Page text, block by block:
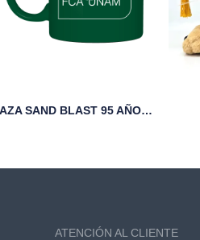
TAZA SAND BLAST 95 AÑOS FCA UNAM VERDE
ATENCIÓN AL CLIENTE